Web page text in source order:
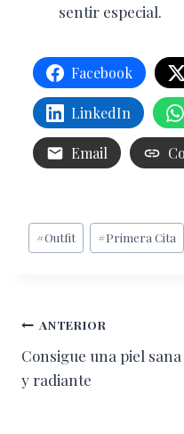
sentir especial.
Facebook
LinkedIn
Email
Etiquetas
de
#Outfit #Primera Cita
Navegación
de
ANTERIOR
Consigue una piel sana
y radiante